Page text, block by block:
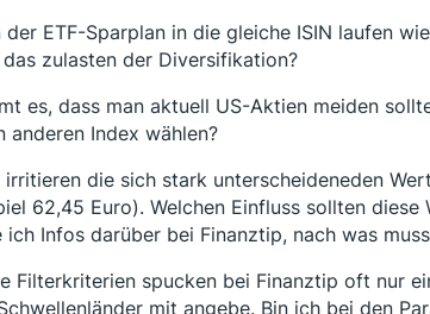
der ETF-Sparplan in die gleiche ISIN laufen
zulasten der Diversifikation?
es, dass man aktuell US-Aktien meiden
anderen Index wählen?
irritieren die sich stark unterscheideneden
62,45 Euro). Welchen Einfluss sollten
ich Infos darüber bei Finanztip, nach was
Filterkriterien spucken bei Finanztip oft nur
mit angebe. Bin ich bei den